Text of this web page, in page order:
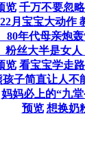
览 千万不要忽
月宝宝大动作
80年代母亲炮
粉丝大半是女
览 看宝宝学走
孩子简直让人
妈妈必上的“九
预览 想换奶